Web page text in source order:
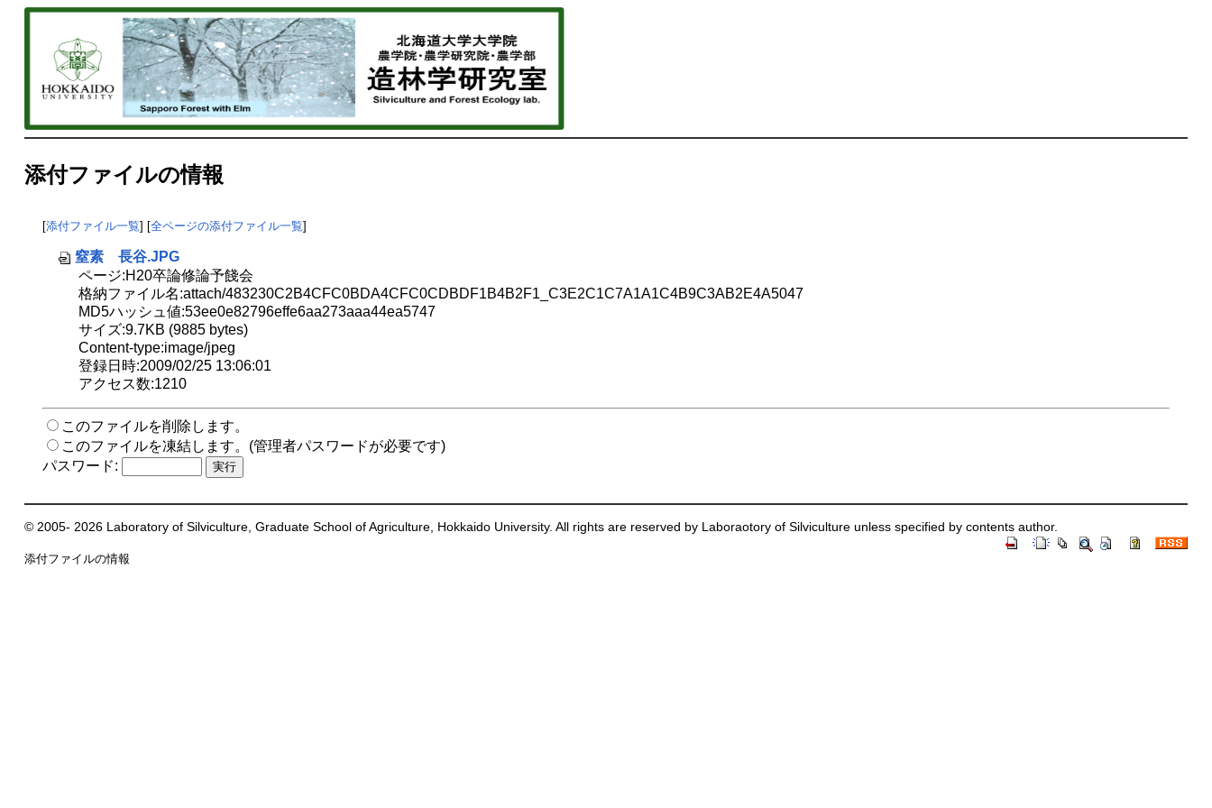
添付ファイルの情報
[添付ファイル一覧] [全ページの添付ファイル一覧]
窒素 長谷.JPG
ページ:H20卒論修論予餞会
格納ファイル名:attach/483230C2B4CFC0BDA4CFC0CDBDF1B4B2F1_C3E2C1C7A1A1C4B9C3AB2E4A5047
MD5ハッシュ値:53ee0e82796effe6aa273aaa44ea5747
サイズ:9.7KB (9885 bytes)
Content-type:image/jpeg
登録日時:2009/02/25 13:06:01
アクセス数:1210
このファイルを削除します。
このファイルを凍結します。(管理者パスワードが必要です)
パスワード:
© 2005- 2026 Laboratory of Silviculture, Graduate School of Agriculture, Hokkaido University. All rights are reserved by Laboraotory of Silviculture unless specified by contents author.
添付ファイルの情報